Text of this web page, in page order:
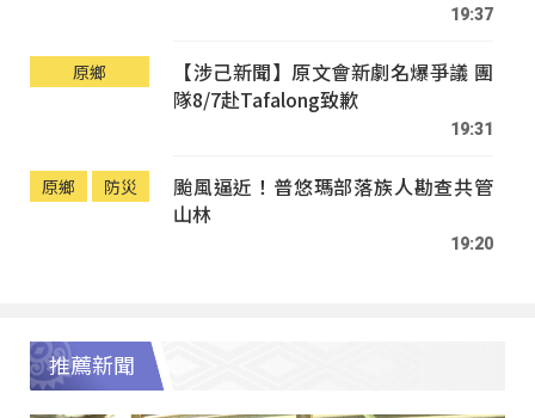
19:37
原鄉
【涉己新聞】原文會新劇名爆爭議 團
隊8/7赴Tafalong致歉
19:31
原鄉 防災
颱風逼近！普悠瑪部落族人勘查共管
山林
19:20
推薦新聞